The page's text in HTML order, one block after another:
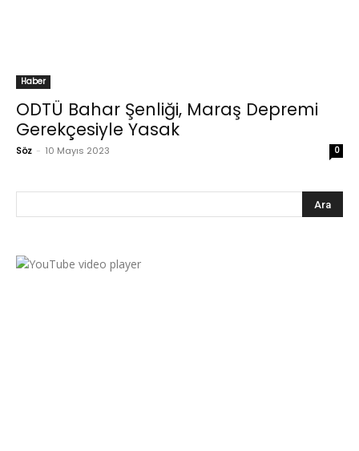
Haber
ODTÜ Bahar Şenliği, Maraş Depremi
Gerekçesiyle Yasak
Söz - 10 Mayıs 2023 0